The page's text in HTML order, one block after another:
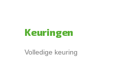
Keuringen
Volledige keuring